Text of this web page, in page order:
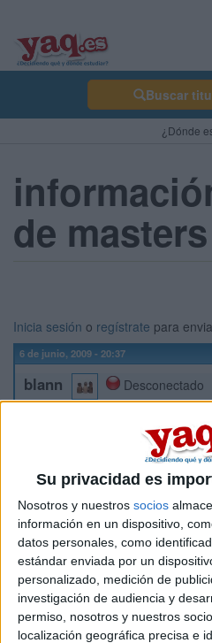
Su privacidad es
Nosotros y nuestros socios
información en un dispositivo,
datos personales, como
estándar enviada por un
personalizado, medición de
investigación de audiencia y
permiso, nosotros y nuestros
localización geográfica precisa e
Buscar
¿Dónde
de masters
Inicia sesión o regístrate para
6 de junio, 2009 - 20:37
blann
Desconectado
alguien tiene idea de alguna
de todos los tipos de masters
gustaria saber si se pueden
estudiando magisterio, una vez
puede acceder a algun master.
muchas gracias y 1 saludoo
Inicio
Etiquetas: Hablar x Hablar